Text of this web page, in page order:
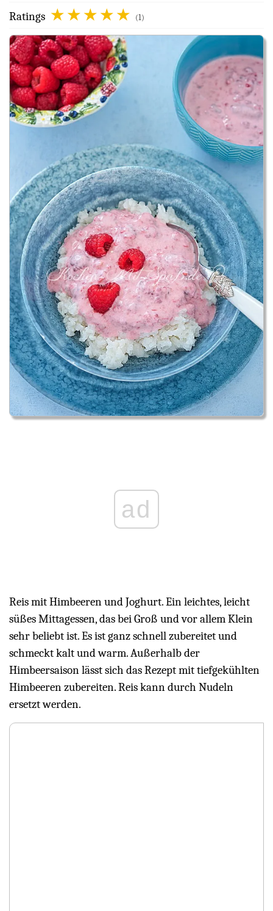
Ratings
(1)
ad
Reis mit Himbeeren und Joghurt. Ein leichtes, leicht
süßes Mittagessen, das bei Groß und vor allem Klein
sehr beliebt ist. Es ist ganz schnell zubereitet und
schmeckt kalt und warm. Außerhalb der
Himbeersaison lässt sich das Rezept mit tiefgekühlten
Himbeeren zubereiten. Reis kann durch Nudeln
ersetzt werden.